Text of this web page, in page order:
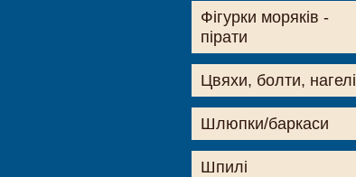
Фігурки моряків -
пірати
Цвяхи, болти, нагелі
Шлюпки/баркаси
Шпилі